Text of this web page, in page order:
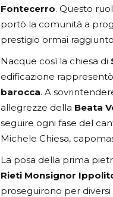
Fontecerro. Questo
portò la comunità a
prestigio ormai
Nacque così la chiesa di
edificazione
barocca. A
allegrezze della Beata
seguire ogni fase del
Michele Chiesa,
La posa della prima
Rieti Monsignor
proseguirono per